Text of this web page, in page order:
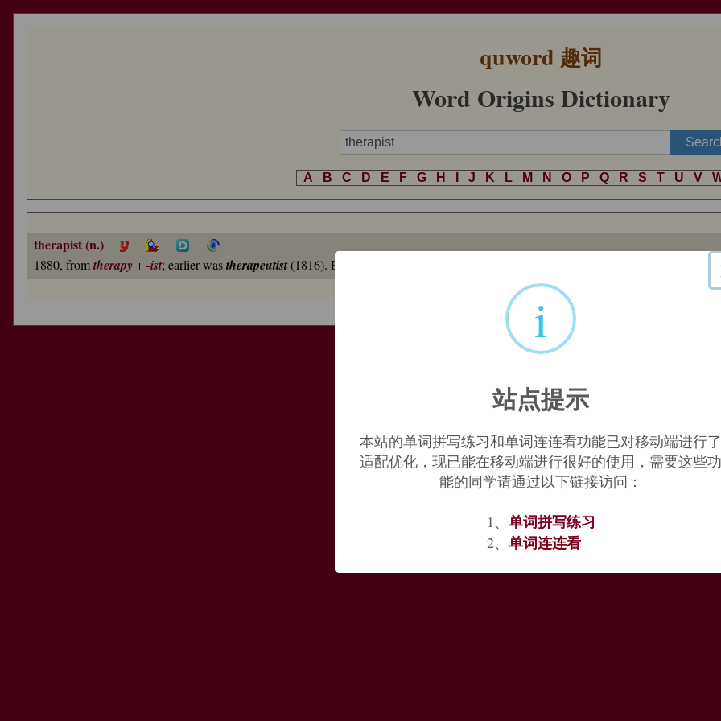
quword 趣词
Word Origins Dictionary
A B C D E F G H J K L M N O P Q R S T U V
therapist (n.)
1880, fromtherapy+-ist; earlier wastherapeutist(1816). Especially of psychotherapy practitioners from c. 1930s.
i
站点提示
本站的单词拼写练习和单词连连看功能已对移动端进行了
适配优化，现已能在移动端进行很好的使用，需要这些功
能的同学请通过以下链接访问：
1、 单词拼写练习
2、 单词连连看